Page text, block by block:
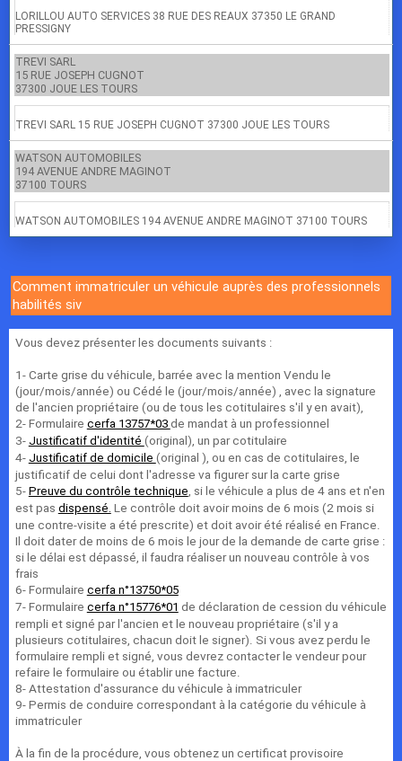
LORILLOU AUTO SERVICES 38 RUE DES REAUX 37350 LE GRAND
PRESSIGNY
TREVI SARL
15 RUE JOSEPH CUGNOT
37300 JOUE LES TOURS
TREVI SARL 15 RUE JOSEPH CUGNOT 37300 JOUE LES TOURS
WATSON AUTOMOBILES
194 AVENUE ANDRE MAGINOT
37100 TOURS
WATSON AUTOMOBILES 194 AVENUE ANDRE MAGINOT 37100 TOURS
Comment immatriculer un véhicule auprès des professionnels
habilités siv
Vous devez présenter les documents suivants :
1- Carte grise du véhicule, barrée avec la mention Vendu le
(jour/mois/année) ou Cédé le (jour/mois/année) , avec la signature
de l'ancien propriétaire (ou de tous les cotitulaires s'il y en avait),
2- Formulaire cerfa 13757*03 de mandat à un professionnel
3- Justificatif d'identité (original), un par cotitulaire
4- Justificatif de domicile (original ), ou en cas de cotitulaires, le
justificatif de celui dont l'adresse va figurer sur la carte grise
5- Preuve du contrôle technique, si le véhicule a plus de 4 ans et n'en
est pas dispensé. Le contrôle doit avoir moins de 6 mois (2 mois si
une contre-visite a été prescrite) et doit avoir été réalisé en France.
Il doit dater de moins de 6 mois le jour de la demande de carte grise :
si le délai est dépassé, il faudra réaliser un nouveau contrôle à vos
frais
6- Formulaire cerfa n°13750*05
7- Formulaire cerfa n°15776*01 de déclaration de cession du véhicule
rempli et signé par l'ancien et le nouveau propriétaire (s'il y a
plusieurs cotitulaires, chacun doit le signer). Si vous avez perdu le
formulaire rempli et signé, vous devrez contacter le vendeur pour
refaire le formulaire ou établir une facture.
8- Attestation d'assurance du véhicule à immatriculer
9- Permis de conduire correspondant à la catégorie du véhicule à
immatriculer
À la fin de la procédure, vous obtenez un certificat provisoire